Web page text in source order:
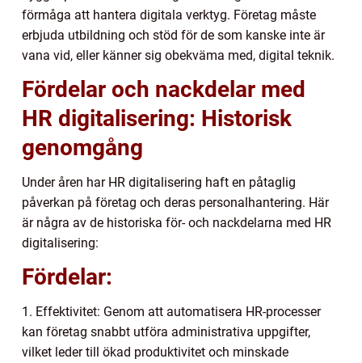
förmåga att hantera digitala verktyg. Företag måste
erbjuda utbildning och stöd för de som kanske inte är
vana vid, eller känner sig obekväma med, digital teknik.
Fördelar och nackdelar med
HR digitalisering: Historisk
genomgång
Under åren har HR digitalisering haft en påtaglig
påverkan på företag och deras personalhantering. Här
är några av de historiska för- och nackdelarna med HR
digitalisering:
Fördelar:
1. Effektivitet: Genom att automatisera HR-processer
kan företag snabbt utföra administrativa uppgifter,
vilket leder till ökad produktivitet och minskade